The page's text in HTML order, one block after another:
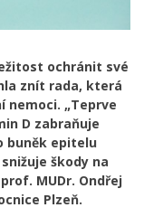
ochránit své
znít rada, která
nemoci. „Teprve
D zabraňuje
buněk epitelu
škody na
MUDr. Ondřej
Plzeň.